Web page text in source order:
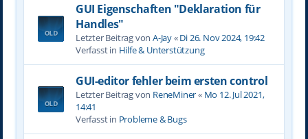
GUI Eigenschaften "Deklaration für
Handles"
Letzter Beitrag von A-Jay«Di 26. Nov 2024, 19:42
Verfasst in Hilfe & Unterstützung
GUI-editor fehler beim ersten control
Letzter Beitrag von ReneMiner« Mo 12. Jul 2021,
14:41
Verfasst in Probleme & Bugs